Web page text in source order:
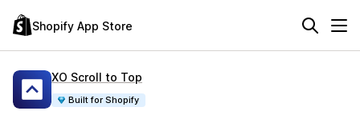
Shopify App Store
XO Scroll to Top
Built for Shopify